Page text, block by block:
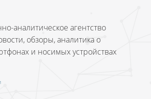
аналитическое агентство
обзоры, аналитика о
и носимых устройствах